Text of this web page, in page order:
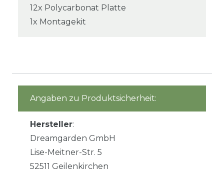
12x Polycarbonat Platte
1x Montagekit
Angaben zu Produktsicherheit:
Hersteller:
Dreamgarden GmbH
Lise-Meitner-Str. 5
52511 Geilenkirchen